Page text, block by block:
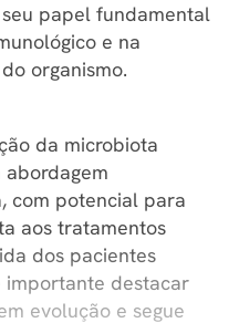
papel fundamental
e na
organismo.
da microbiota
abordagem
com potencial para
aos tratamentos
dos pacientes
importante destacar
evolução e segue